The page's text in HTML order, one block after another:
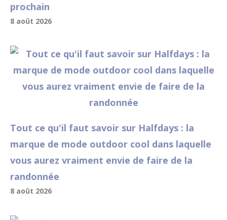
prochain
8 août 2026
Tout ce qu'il faut savoir sur Halfdays : la
marque de mode outdoor cool dans laquelle
vous aurez vraiment envie de faire de la
randonnée
8 août 2026